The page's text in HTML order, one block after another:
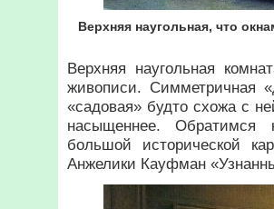
Верхняя наугольная, что
Верхняя наугольная
живописи. Симметричная
«садовая» будто схожа с
насыщеннее.
большой исторической
Анжелики Кауфман